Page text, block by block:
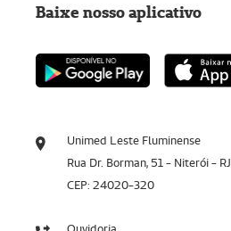
Unimed Leste Fluminense
Rua Dr. Borman, 51 - Niterói - RJ
CEP: 24020-320
Baixe nosso aplicativo